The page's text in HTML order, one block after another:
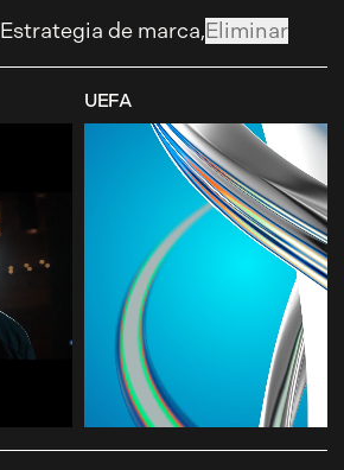
Estrategia de marca,Eliminar
UEFA